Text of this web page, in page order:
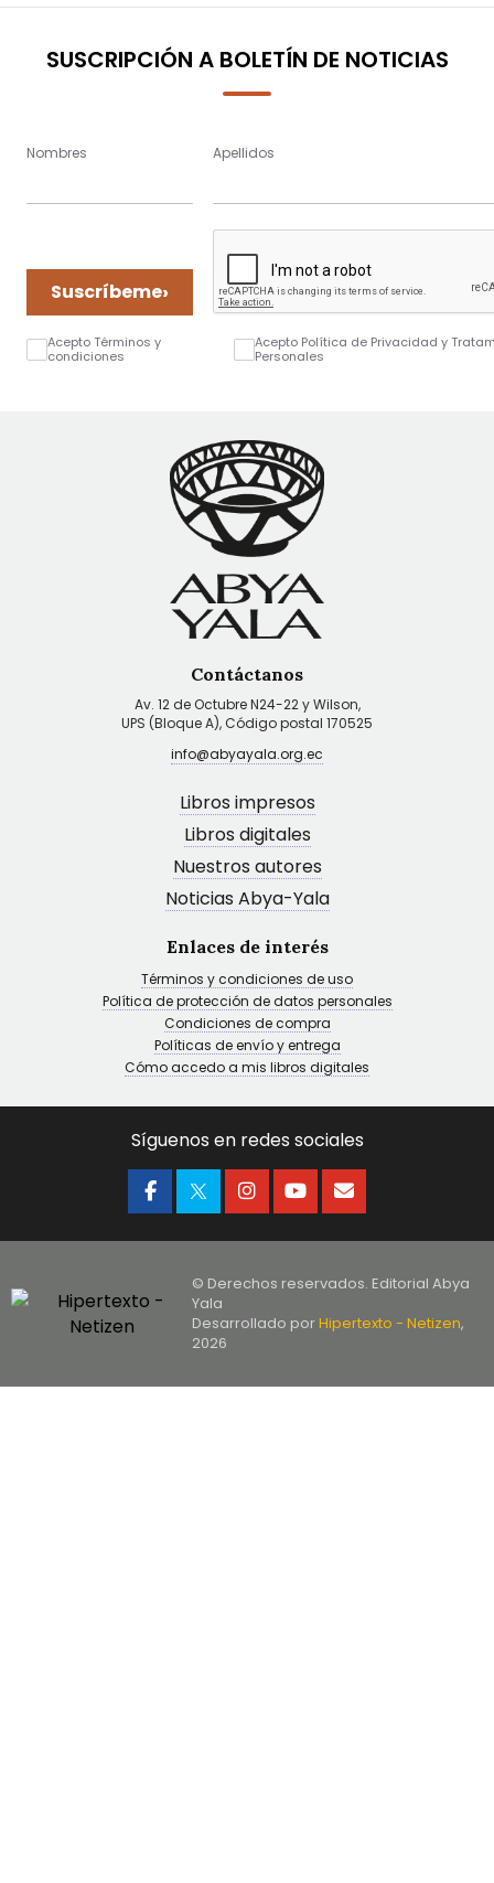
SUSCRIPCIÓN A BOLETÍN DE NOTICIAS
Nombres Apellidos
Suscríbeme›
Acepto Términos y
condiciones
Acepto Política de Privacidad y
Personales
Contáctanos
Av. 12 de Octubre N24-22 y Wilson,
UPS (Bloque A), Código postal 170525
info@abyayala.org.ec
Libros impresos
Libros digitales
Nuestros autores
Noticias Abya-Yala
Enlaces de interés
Términos y condiciones de uso
Política de protección de datos personales
Condiciones de compra
Políticas de envío y entrega
Cómo accedo a mis libros digitales
Síguenos en redes sociales
© Derechos reservados. Editorial Abya
Yala
Desarrollado porHipertexto - Netizen,
2026